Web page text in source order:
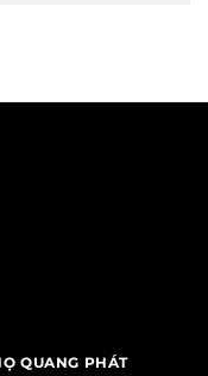
QUANG PHÁT